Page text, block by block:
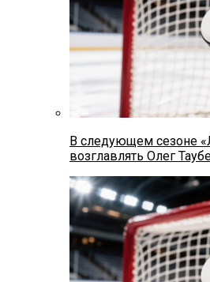
В следующем сезоне
возглавлять Олег